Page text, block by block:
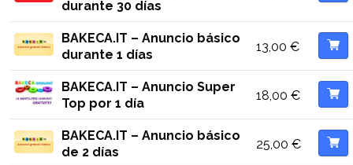
durante 30 días
BAKECA.IT – Anuncio básico
durante 1 días
13,00 €
BAKECA.IT – Anuncio Super
Top por 1 día
18,00 €
BAKECA.IT – Anuncio básico
de 2 días
25,00 €